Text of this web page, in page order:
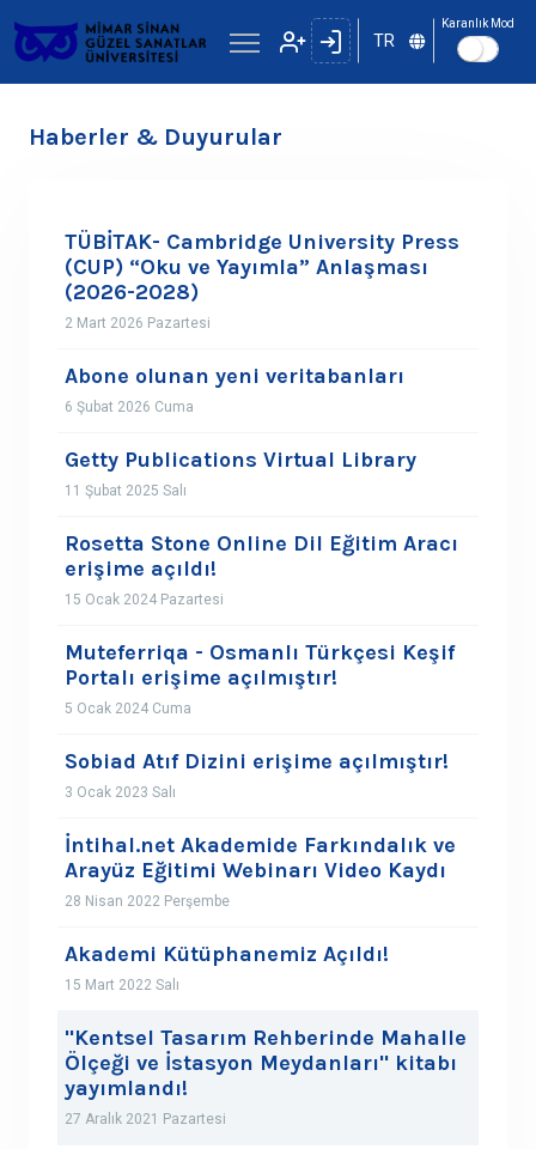
TR
Karanlık Mod
Haberler & Duyurular
TÜBİTAK- Cambridge University Press
(CUP) “Oku ve Yayımla” Anlaşması
(2026-2028)
2 Mart 2026 Pazartesi
Abone olunan yeni veritabanları
6 Şubat 2026 Cuma
Getty Publications Virtual Library
11 Şubat 2025 Salı
Rosetta Stone Online Dil Eğitim Aracı
erişime açıldı!
15 Ocak 2024 Pazartesi
Muteferriqa - Osmanlı Türkçesi Keşif
Portalı erişime açılmıştır!
5 Ocak 2024 Cuma
Sobiad Atıf Dizini erişime açılmıştır!
3 Ocak 2023 Salı
İntihal.net Akademide Farkındalık ve
Arayüz Eğitimi Webinarı Video Kaydı
28 Nisan 2022 Perşembe
Akademi Kütüphanemiz Açıldı!
15 Mart 2022 Salı
"Kentsel Tasarım Rehberinde Mahalle
Ölçeği ve İstasyon Meydanları" kitabı
yayımlandı!
27 Aralık 2021 Pazartesi